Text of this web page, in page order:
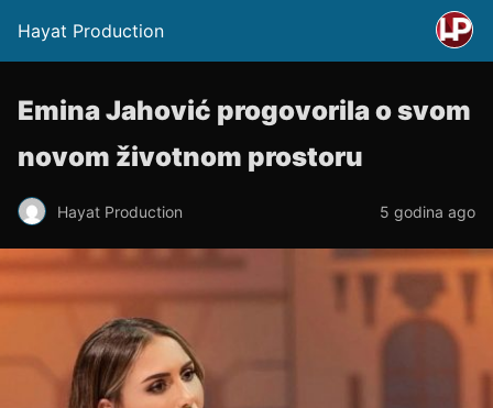
Hayat Production
Emina Jahović progovorila o svom
novom životnom prostoru
Hayat Production 5 godina ago